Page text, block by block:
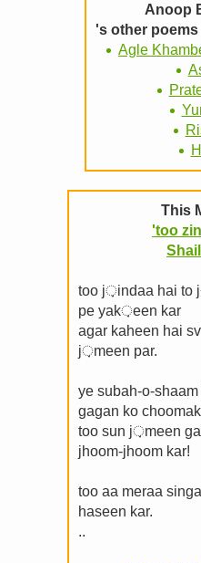
Anoop
's other
Agle
This
'too
too j़indaa hai to
pe yak़een kar
agar kaheen hai
j़meen par.
ye subah-o-
gagan ko
too sun j़meen
jhoom-jhoom kar!
too aa meraa
haseen kar.
..